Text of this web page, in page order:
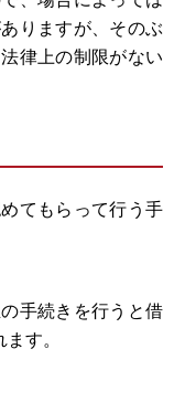
りますが、そのぶ
律上の制限がない
てもらって行う手
手続きを行うと借
す。